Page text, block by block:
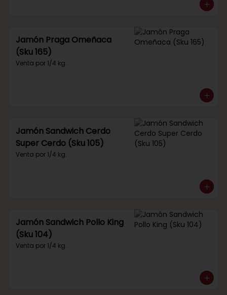
Jamón Praga Omeñaca
(Sku 165)
Venta por 1/4 kg.
Jamón Sandwich Cerdo
Super Cerdo (Sku 105)
Venta por 1/4 kg.
Jamón Sandwich Pollo King
(Sku 104)
Venta por 1/4 kg.